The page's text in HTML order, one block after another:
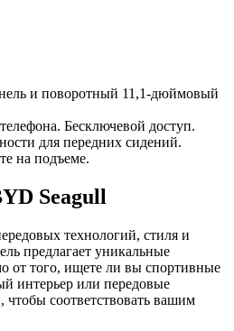
и поворотный 11,1-дюймовый
Бесключевой доступ.
для передних сидений.
на подъеме.
Seagull
технологий, стиля и
предлагает уникальные
от того, ищете ли вы спортивные
интерьер или передовые
чтобы соответствовать вашим